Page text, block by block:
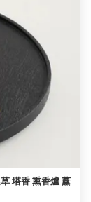
塔香 熏香爐 薰